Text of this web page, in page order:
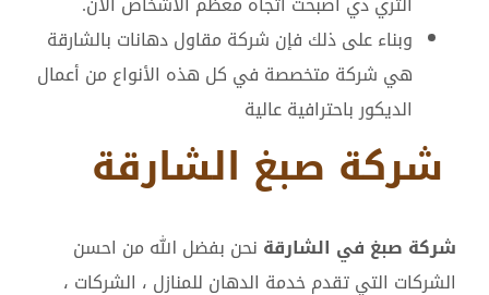
وبناء على ذلك فإن شركة مقاول دهانات بالشارقة
هي شركة متخصصة في كل هذه الأنواع من أعمال
الديكور باحترافية عالية
شركة صبغ الشارقة
شركة صبغ في الشارقة نحن بفضل الله من احسن
الشركات التي تقدم خدمة الدهان للمنازل ، الشركات ،